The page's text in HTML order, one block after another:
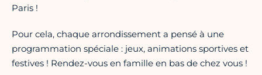
Paris !
Pour cela, chaque arrondissement a pensé à une
programmation spéciale : jeux, animations sportives et
festives ! Rendez-vous en famille en bas de chez vous !